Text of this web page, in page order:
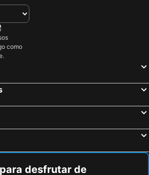
como
desfrutar de